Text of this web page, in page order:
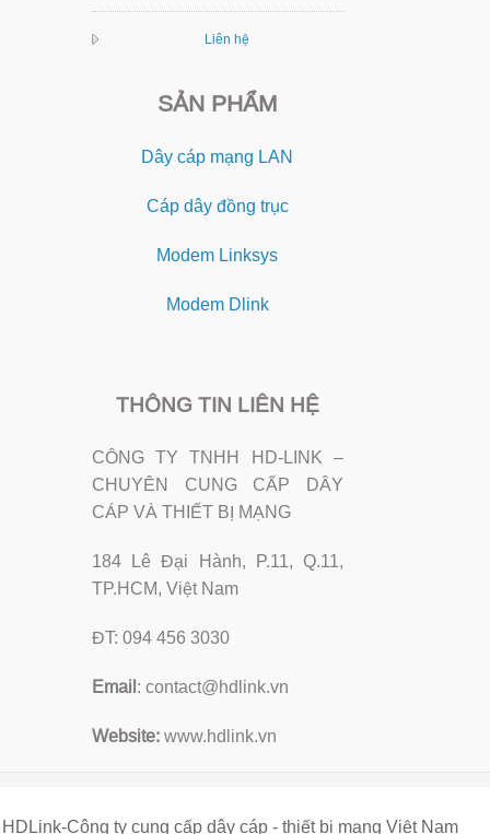
Liên hệ
SẢN PHẨM
Dây cáp mạng LAN
Cáp dây đồng trục
Modem Linksys
Modem Dlink
THÔNG TIN LIÊN HỆ
CÔNG TY TNHH HD-LINK –
CHUYÊN CUNG CẤP DÂY
CÁP VÀ THIẾT BỊ MẠNG
184 Lê Đại Hành, P.11, Q.11,
TP.HCM, Việt Nam
ĐT: 094 456 3030
Email : contact@hdlink.vn
Website:www.hdlink.vn
HDLink-Công ty cung cấp dây cáp - thiết bị mạng Việt Nam